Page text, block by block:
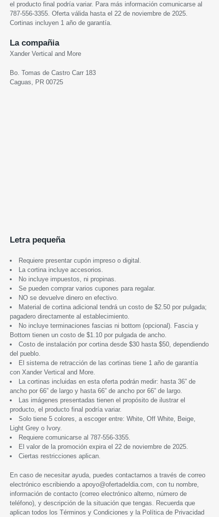
el producto final podría variar. Para más información comunicarse al
787-556-3355. Oferta válida hasta el 22 de noviembre de 2025
Cortinas incluyen 1 año de garantía.
La compañia
Xander Vertical and More
Bo. Tomas de Castro Carr 183
Caguas, PR 00725
Letra pequeña
Requiere presentar cupón impreso o digital.
La cortina incluye accesorios.
No incluye impuestos, ni propinas.
Se pueden comprar varios cupones para regalar.
NO se devuelve dinero en efectivo.
Material de cortina adicional tendrá un costo de $2.50 por pulgada;
pagadero directamente al establecimiento.
No incluye terminaciones fascias ni bottom (opcional). Fascia y
Bottom tienen un costo de $1.10 por pulgada de ancho.
Costo de instalación por cortina desde $30 hasta $50, dependiendo
del pueblo.
El sistema de retracción de las cortinas tiene 1 año de garantía
con Xander Vertical and More.
La cortinas incluidas en esta oferta podrán medir: hasta 36” de
ancho por 66” de largo y hasta 66” de ancho por 66” de largo.
Las imágenes presentadas tienen el propósito de ilustrar el
producto, el producto final podría variar.
Solo tiene 5 colores, a escoger entre: White, Off White, Beige,
Light Grey o Ivory.
Requiere comunicarse al 787-556-3355.
El valor de la promoción expira el 22 de noviembre de 2025.
Ciertas restricciones aplican.
En caso de necesitar ayuda, puedes contactarnos a través de correo
electrónico escribiendo a apoyo@ofertadeldia.com , con tu nombre,
información de contacto (correo electrónico alterno, número de
teléfono), y descripción de la situación que tengas. Recuerda que
aplican todos los Términos y Condiciones y la Política de Privacidad